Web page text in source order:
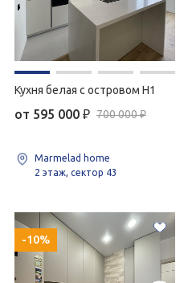
Кухня белая с островом H1
от 595 000 ₽ 700 000 ₽
Marmelad home
2 этаж, сектор 43
-10%